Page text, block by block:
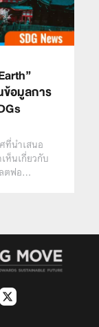
ข้อมูลการ
ที่นำเสนอ
ห็นเกี่ยวกับ
ตฟอ…